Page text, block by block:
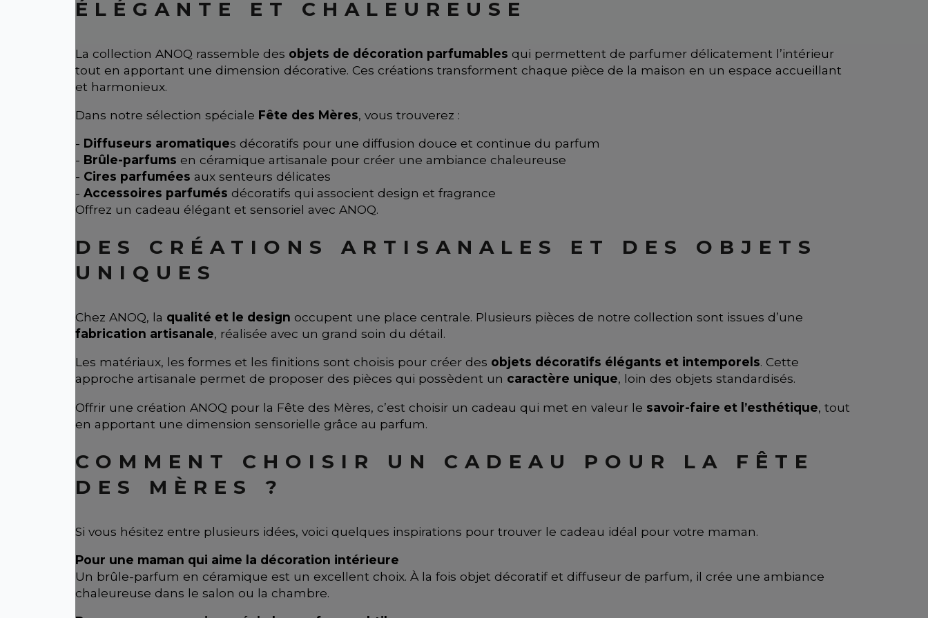
ÉLÉGANTE ET CHALEUREUSE
La collection ANOQ rassemble des objets de décoration parfumables qui permettent de parfumer délicatement l’intérieur
tout en apportant une dimension décorative. Ces créations transforment chaque pièce de la maison en un espace accueillant
et harmonieux.
Dans notre sélection spéciale Fête des Mères, vous trouverez :
- Diffuseurs aromatiques décoratifs pour une diffusion douce et continue du parfum
- Brûle-parfums en céramique artisanale pour créer une ambiance chaleureuse
- Cires parfumées aux senteurs délicates
- Accessoires parfumés décoratifs qui associent design et fragrance
Offrez un cadeau élégant et sensoriel avec ANOQ.
DES CRÉATIONS ARTISANALES ET DES OBJETS
UNIQUES
Chez ANOQ, la qualité et le design occupent une place centrale. Plusieurs pièces de notre collection sont issues d’une
fabrication artisanale, réalisée avec un grand soin du détail.
Les matériaux, les formes et les finitions sont choisis pour créer des objets décoratifs élégants et intemporels. Cette
approche artisanale permet de proposer des pièces qui possèdent un caractère unique, loin des objets standardisés.
Offrir une création ANOQ pour la Fête des Mères, c’est choisir un cadeau qui met en valeur le savoir-faire et l’esthétique, tout
en apportant une dimension sensorielle grâce au parfum.
COMMENT CHOISIR UN CADEAU POUR LA FÊTE
DES MÈRES ?
Si vous hésitez entre plusieurs idées, voici quelques inspirations pour trouver le cadeau idéal pour votre maman.
Pour une maman qui aime la décoration intérieure
Un brûle-parfum en céramique est un excellent choix. À la fois objet décoratif et diffuseur de parfum, il crée une ambiance
chaleureuse dans le salon ou la chambre.